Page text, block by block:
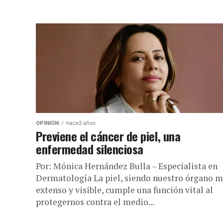
OPINIÓN hace2 años
Previene el cáncer de piel, una
enfermedad silenciosa
Por: Mónica Hernández Bulla – Especialista en
Dermatología La piel, siendo nuestro órgano
extenso y visible, cumple una función vital al
protegernos contra el medio...